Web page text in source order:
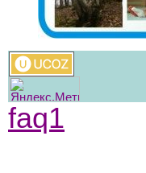
faq1